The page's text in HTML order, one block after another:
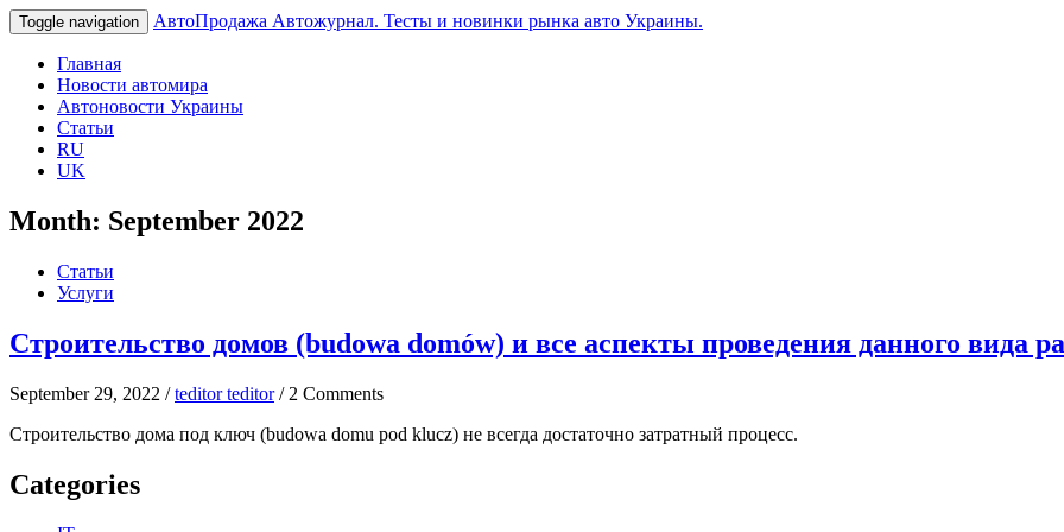
Toggle navigation АвтоПродажа Автожурнал. Тесты и новинки рынка авто Украины.
Главная
Новости автомира
Автоновости Украины
Статьи
RU
UK
Month: September 2022
Статьи
Услуги
Строительство домов (budowa domów) и все аспекты проведения данного вида
September 29, 2022 /teditor teditor/ 2 Comments
Строительство дома под ключ (budowa domu pod klucz) не всегда достаточно затратный процесс.
Categories